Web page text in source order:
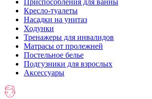
Приспособления для ванны
Кресло-туалеты
Насадки на унитаз
Ходунки
Тренажеры для инвалидов
Матрасы от пролежней
Постельное белье
Подгузники для взрослых
Аксессуары